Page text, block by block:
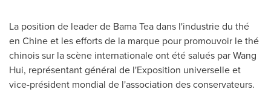
La position de leader de Bama Teadans l'industrie du thé
en Chine et les efforts de la marque pour promouvoir le thé
chinois sur la scène internationale ont été salués parWang
Hui, représentant général de l'Exposition universelle et
vice-président mondial de l'association des conservateurs.